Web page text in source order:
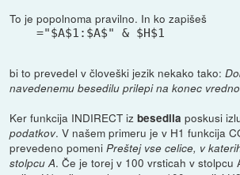
To je popolnoma pravilno. In ko zapišeš
="$A$1:$A$" & $H$1
bi to prevedel v človeški jezik nekako tako:
navedenemu besedilu prilepi na konec
Ker funkcija INDIRECT izbesedila poskusi
podatkov. V našem primeru je v H1 funkcija
prevedeno pomeniPreštej vse celice, v
stolpcu A. Če je torej v 100 vrsticah v stolpcu